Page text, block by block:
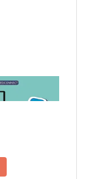
CARTEA
DIABETUL